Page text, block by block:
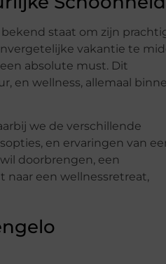
staat om zijn
vakantie te
absolute must. Dit
en wellness, allemaal
we de verschillende
en ervaringen van
doorbrengen, een
naar een wellnessretreat,